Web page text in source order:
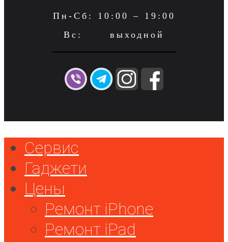
Пн-Сб: 10:00 – 19:00
Вс: выходной
Сервис
Гаджети
Цены
Ремонт iPhone
Ремонт iPad